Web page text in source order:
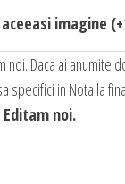
imagine
noi. Daca ai anumite
specifici in Nota la
noi.